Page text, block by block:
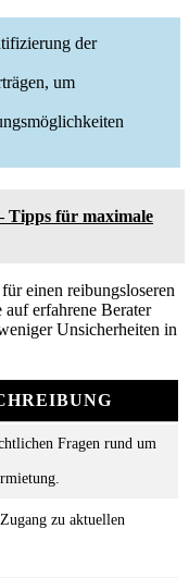
der
um
Tipps für maximale
einen reibungsloseren
erfahrene Berater
Unsicherheiten in
Fragen rund um
zu aktuellen